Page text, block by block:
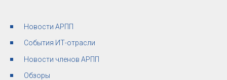
Новости АРПП
События ИТ-отрасли
Новости членов АРПП
Обзоры